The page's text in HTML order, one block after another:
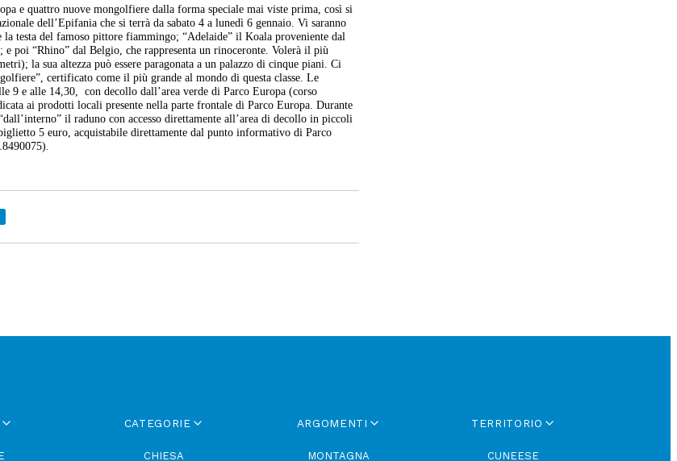
e quattro nuove mongolfiere dalla forma speciale mai viste prima, così si
dell’Epifania che si terrà da sabato 4 a lunedì 6 gennaio. Vi saranno
testa del famoso pittore fiammingo; “Adelaide” il Koala proveniente dal
poi “Rhino” dal Belgio, che rappresenta un rinoceronte. Volerà il più
la sua altezza può essere paragonata a un palazzo di cinque piani. Ci
certificato come il più grande al mondo di questa classe. Le
9 e alle 14,30, con decollo dall’area verde di Parco Europa (corso
ai prodotti locali presente nella parte frontale di Parco Europa. Durante
il raduno con accesso direttamente all’area di decollo in piccoli
5 euro, acquistabile direttamente dal punto informativo di Parco
CATEGORIE
CHIESA
ARGOMENTI
MONTAGNA
TERRITORIO
CUNEESE